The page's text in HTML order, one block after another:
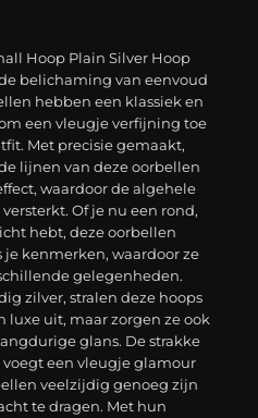
Hoop Plain Silver Hoop
belichaming van eenvoud
hebben een klassiek en
een vleugje verfijning toe
Met precisie gemaakt,
lijnen van deze oorbellen
waardoor de algehele
Of je nu een rond,
hebt, deze oorbellen
kenmerken, waardoor ze
gelegenheden.
zilver, stralen deze hoops
luxe uit, maar zorgen ze ook
glans. De strakke
een vleugje glamour
veelzijdig genoeg zijn
te dragen. Met hun